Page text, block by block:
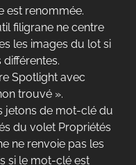
est renommée.
filigrane ne centre
les images du lot si
Spotlight avec
trouvé ».
jetons de mot-clé du
du volet Propriétés
ne renvoie pas les
si le mot-clé est